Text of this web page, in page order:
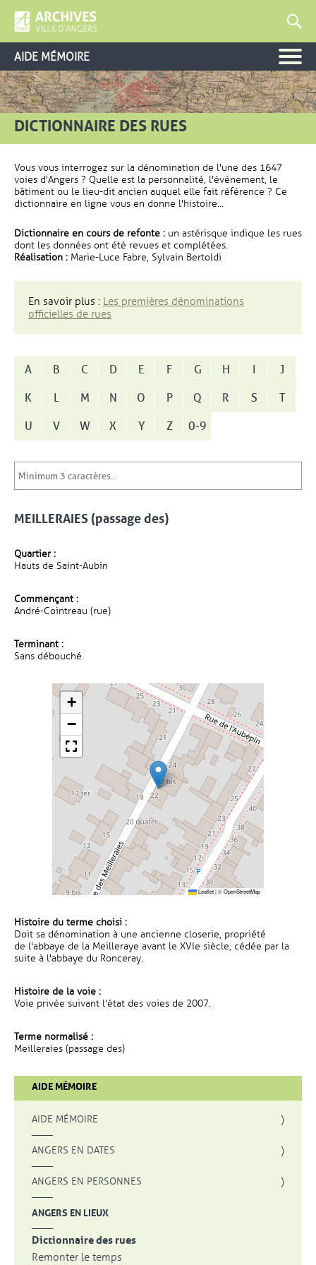
AIDE MÉMOIRE
DICTIONNAIRE DES RUES
Vous vous interrogez sur la dénomination de l'une des 1647
voies d'Angers ? Quelle est la personnalité, l'événement, le
bâtiment ou le lieu-dit ancien auquel elle fait référence ? Ce
dictionnaire en ligne vous en donne l'histoire...
Dictionnaire en cours de refonte : un astérisque indique les rues
dont les données ont été revues et complétées.
Réalisation : Marie-Luce Fabre, Sylvain Bertoldi
En savoir plus : Les premières dénominations
officielles de rues
A B C D E F G H I
J
K
L M N O P Q R S
T
U
V W X Y Z 0-9
MEILLERAIES (passage des)
Quartier :
Hauts de Saint-Aubin
Commençant :
André-Cointreau (rue)
Terminant :
Sans débouché
+
−
Leaflet|©OpenStreetMap
Histoire du terme choisi :
Doit sa dénomination à une ancienne closerie, propriété
de l'abbaye de la Meilleraye avant le XVIe siècle, cédée par la
suite à l'abbaye du Ronceray.
Histoire de la voie :
Voie privée suivant l'état des voies de 2007.
Terme normalisé :
Meilleraies (passage des)
AIDE MÉMOIRE
AIDE MÉMOIRE
ANGERS EN DATES
ANGERS EN PERSONNES
ANGERS EN LIEUX
Dictionnaire des rues
Remonter le temps